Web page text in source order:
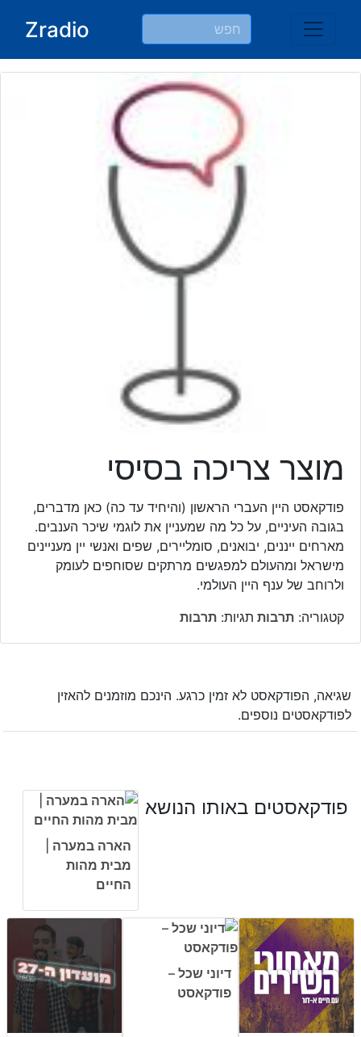
Zradio
מוצר צריכה בסיסי
פודקאסט היין העברי הראשון (והיחיד עד כה) כאן מדברים,
בגובה העיניים, על כל מה שמעניין את לוגמי שיכר הענבים.
מארחים ייננים, יבואנים, סומליירים, שפים ואנשי יין מעניינים
מישראל ומהעולם למפגשים מרתקים שסוחפים לעומק
ולרוחב של ענף היין העולמי.
קטגוריה: תרבות תגיות: תרבות
שגיאה, הפודקאסט לא זמין כרגע. הינכם מוזמנים להאזין
לפודקאסטים נוספים.
פודקאסטים באותו הנושא
הארה במערה |
מבית מהות
החיים
דיוני שכל –
פודקאסט